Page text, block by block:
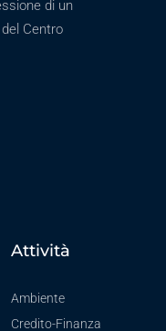
di un
Centro
Attività
Ambiente
Credito-Finanza